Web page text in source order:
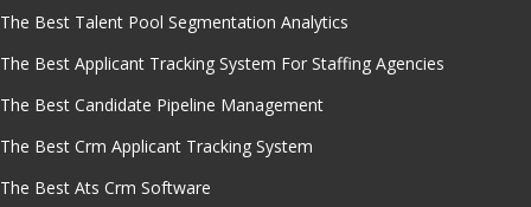
The Best Talent Pool Segmentation Analytics
The Best Applicant Tracking System For Staffing Agencies
The Best Candidate Pipeline Management
The Best Crm Applicant Tracking System
The Best Ats Crm Software